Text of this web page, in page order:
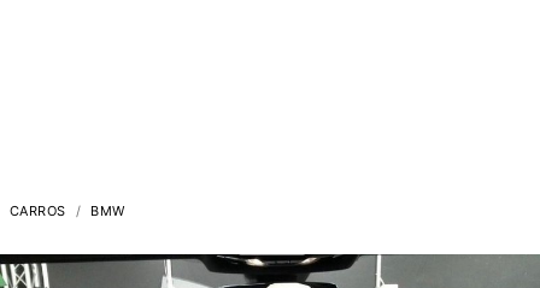
CARROS BMW